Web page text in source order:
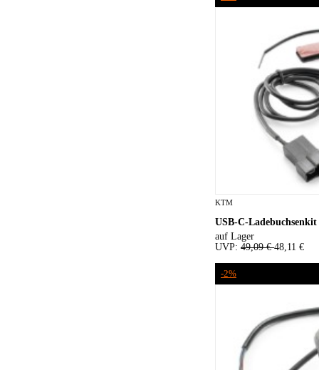
KTM
USB-C-Ladebuchsenkit
auf Lager
UVP: 49,09 € 48,11 €
-2%